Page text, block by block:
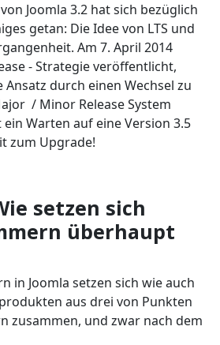
Joomla 3.2 hat sich bezüglich
getan: Die Idee von LTS und
Am 7. April 2014
- Strategie veröffentlicht,
durch einen Wechsel zu
/ Minor Release System
Warten auf eine Version 3.5
zum Upgrade!
setzen sich
überhaupt
in Joomla setzen sich wie auch
aus drei von Punkten
zusammen, und zwar nach dem